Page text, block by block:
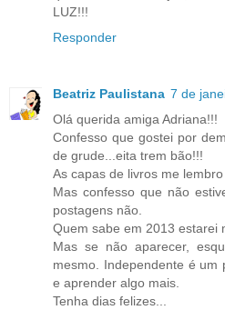
LUZ!!!
Responder
Beatriz Paulistana 7 de
Olá querida amiga Adriana!!!
Confesso que gostei por
de grude...eita trem bão!!!
As capas de livros me
Mas confesso que não
postagens não.
Quem sabe em 2013 estarei
Mas se não aparecer,
mesmo. Independente é
e aprender algo mais.
Tenha dias felizes...